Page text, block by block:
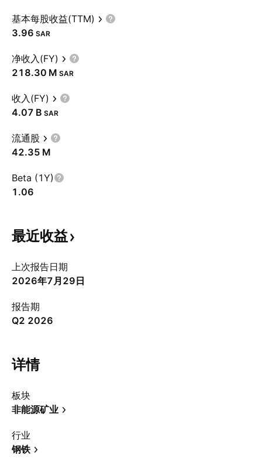
基本每股收益(TTM)
3.96 SAR
净收入(FY)
‪218.30 M‬ SAR
收入(FY)
‪4.07 B‬ SAR
流通股
‪42.35 M‬
Beta (1Y)
1.06
最近收益
上次报告日期
2026年7月29日
报告期
Q2 2026
详情
板块
非能源矿业
行业
钢铁